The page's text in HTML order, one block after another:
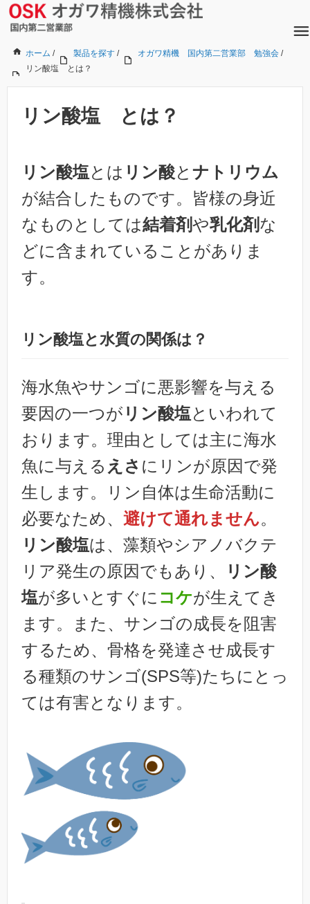
ホーム / 製品を探す / オガワ精機 国内第二営業部 勉強会 /
リン酸塩 とは？
リン酸塩 とは？
リン酸塩とは リン酸と ナトリウム
が結合したものです。皆様の身近
なものとしては結着剤や乳化剤な
どに含まれていることがありま
す。
リン酸塩と水質の関係は？
海水魚やサンゴに悪影響を与える
要因の一つが リン酸塩といわれて
おります。理由としては主に海水
魚に与える えさ にリンが原因で発
生します。リン自体は生命活動に
必要なため、 避けて通れません。
リン酸塩は、藻類やシアノバクテ
リア発生の原因でもあり、
リン酸
塩が多いとすぐに コケが生えてき
ます。また、サンゴの成長を阻害
するため、骨格を発達させ成長す
る種類のサンゴ(SPS等)たちにとっ
ては有害となります。